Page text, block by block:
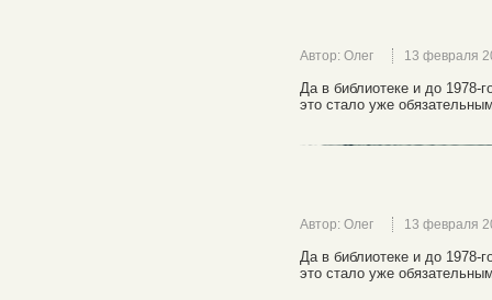
Автор: Олег 13 февраля
Да в библиотеке и до 1978-
это стало уже
Автор: Олег 13 февраля
Да в библиотеке и до 1978-
это стало уже